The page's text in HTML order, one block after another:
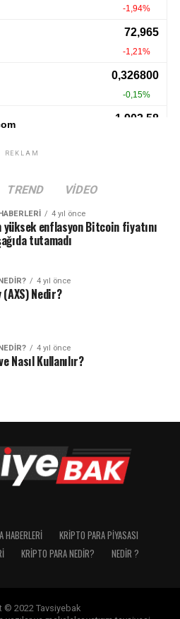
REKLAM
TREND VIDEO
4 yıl önce
yüksek enflasyon Bitcoin fiyatını
tutamadı
4 yıl önce
Nedir?
4 yıl önce
Nasıl Kullanılır?
HABERLERI
KRIPTO PARA PIYASASI
KRIPTO PARA NEDIR? NEDIR ?
© 2022 Tavsiyebak